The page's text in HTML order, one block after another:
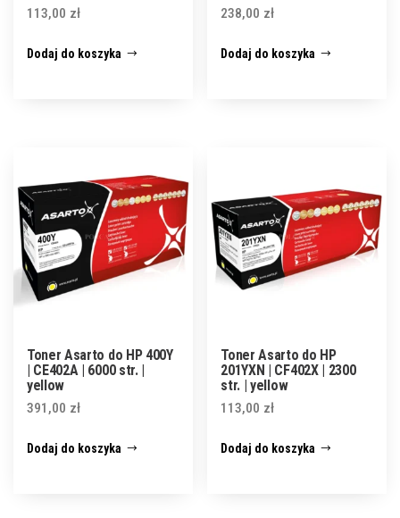
113,00 zł
Dodaj do koszyka
238,00 zł
Dodaj do koszyka
Toner Asarto do HP 400Y
| CE402A | 6000 str. |
yellow
391,00 zł
Dodaj do koszyka
Toner Asarto do HP
201YXN | CF402X | 2300
str. | yellow
113,00 zł
Dodaj do koszyka